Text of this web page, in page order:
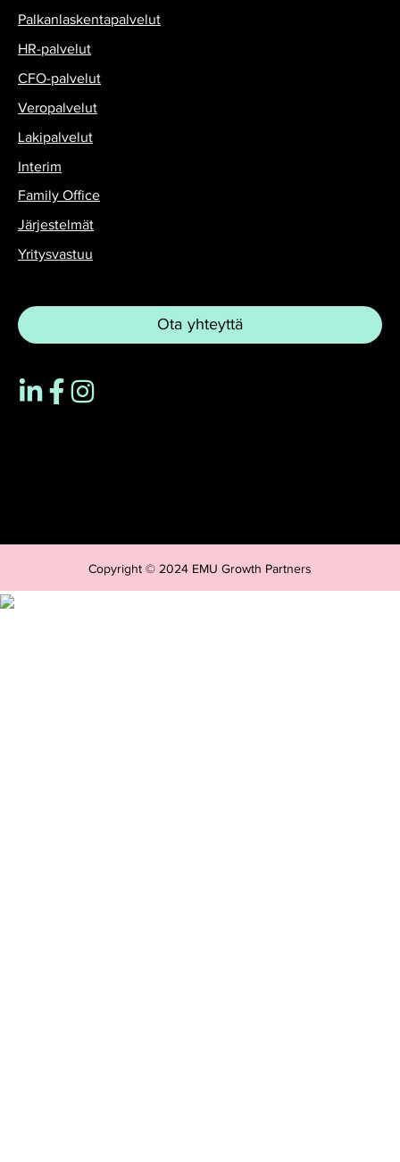
Palkanlaskentapalvelut
HR-palvelut
CFO-palvelut
Veropalvelut
Lakipalvelut
Interim
Family Office
Järjestelmät
Yritysvastuu
Ota yhteyttä
Copyright © 2024 EMU Growth Partners